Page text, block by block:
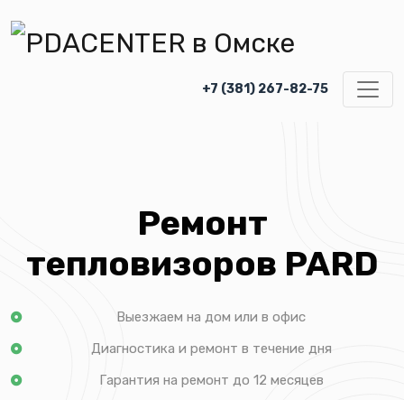
+7 (381) 267-82-75
Ремонт
тепловизоров PARD
Выезжаем на дом или в офис
Диагностика и ремонт в течение дня
Гарантия на ремонт до 12 месяцев